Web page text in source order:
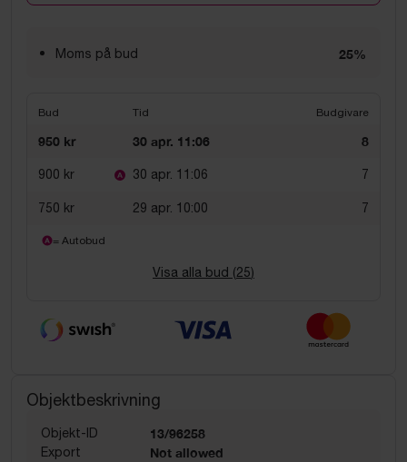
Moms på bud 25%
Bud Tid Budgivare
950 kr 30 apr. 11:06 8
900 kr 30 apr. 11:06 7
750 kr 29 apr. 10:00 7
= Autobud
Visa alla bud (25)
Objektbeskrivning
Objekt-ID 13/96258
Export Not allowed